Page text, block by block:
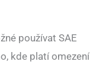
používat SAE
kde platí omezení